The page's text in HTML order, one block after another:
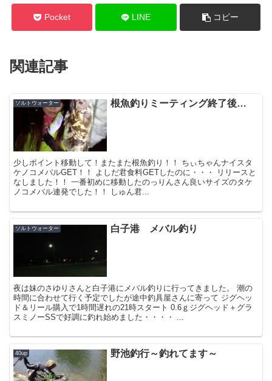
Pocket LINE コピー
関連記事
ソルトウォーター 根魚釣りミーティング終了後…
少しポイント移動して！またまた根魚釣り！！ ちぃちゃんナイスタ
ケノコメバルGET！！ よしだ君食料GETしたのに・・・ リリースと
なしました！！ 一番初めに移動したのっりんさん良いサイズのタケ
ノコメバル連発でした！！ しゅん君...
ソルトウォーター 白子港 メバル釣り
夜は妹のさゆりさんと白子港にメバル釣りに行ってきました。 潮の
時間に合わせて行く予定でしたが途中釣具屋さんに寄って ジグヘッ
ド＆リール購入で1時間遅れの21時スタート 0.6ｇジグヘッド＋グラ
スミノーSSで好調に釣れ始めました・・・・ ...
40up 野池釣行～釣れてます～